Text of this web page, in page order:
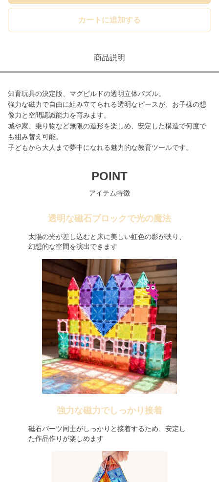
カートに追加する
商品説明
知育玩具の決定版、マグビルドの透明立体パズル。
強力な磁力で自由に組み立てられる透明なピースが、お子様の想
像力と空間認識能力を育みます。
城や家、乗り物など無限の造形を楽しめ、安定した構造で何度で
も組み替え可能。
子どもから大人まで夢中になれる魅力的な教育ツールです。
POINT
アイテム特徴
透明な磁石ブロックで光の魔法
太陽の光が差し込むと床に美しい虹色の影が映り、
幻想的な空間を演出できます
強力な磁力でしっかり接着
磁石パーツ同士がしっかりと接着するため、安定し
た作品作りが楽しめます